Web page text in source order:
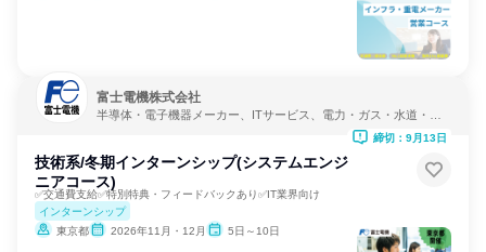
富士電機株式会社
半導体・電子機器メーカー、ITサービス、電力・ガス・水道・エ
技術系/冬期インターンシップ(システムエンジ
ニアコース)
✅交通費支給✅特別特典・フィードバックあり✅IT業界向け
インターンシップ
東京都
2026年11月・12月 5日～10日
締切：9月13日